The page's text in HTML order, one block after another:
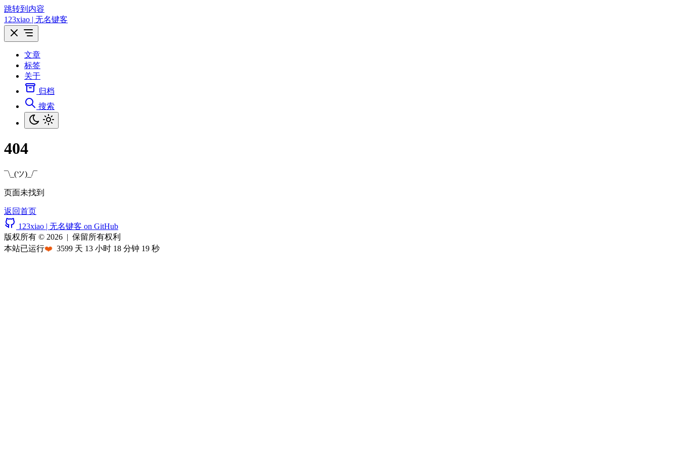
跳转到内容
123xiao | 无名键客
文章
标签
关于
归档
搜索
404
¯\_(ツ)_/¯
页面未找到
返回首页
123xiao | 无名键客 on GitHub
版权所有 © 2026 | 保留所有权利
本站已运行❤️ 3599 天 13 小时 18 分钟 19 秒